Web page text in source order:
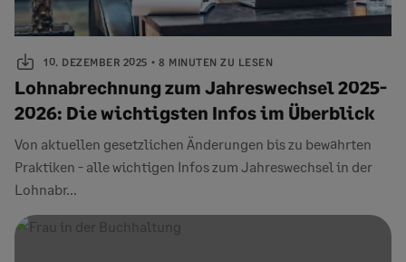
10. DEZEMBER 2025 8 MINUTEN ZU LESEN
Lohnabrechnung zum Jahreswechsel 2025-
2026: Die wichtigsten Infos im Überblick
Von aktuellen gesetzlichen Änderungen bis zu bewährten
Praktiken - alle wichtigen Infos zum Jahreswechsel in der
Lohnabr...